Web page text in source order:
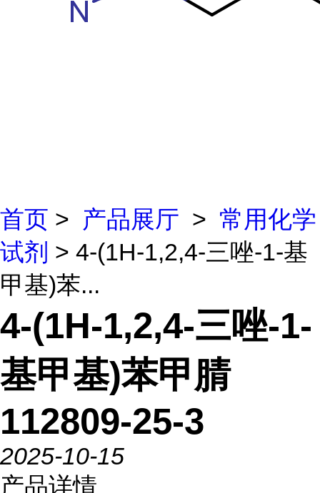
首页 > 产品展厅 > 常用化学
试剂 > 4-(1H-1,2,4-三唑-1-基
甲基)苯...
4-(1H-1,2,4-三唑-1-
基甲基)苯甲腈
112809-25-3
2025-10-15
产品详情